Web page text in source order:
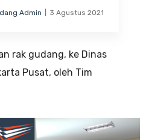
Admin 3 Agustus 2021
rak gudang, ke Dinas
Pusat, oleh Tim